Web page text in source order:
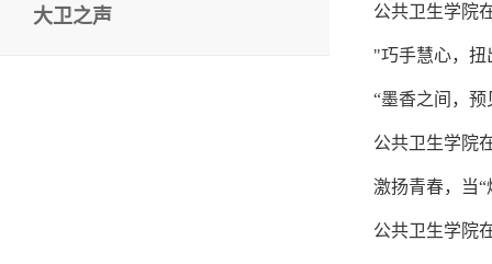
大卫之声 公共卫生学院
"巧手慧心，
“墨香之间，
公共卫生学院
激扬青春，当“
公共卫生学院